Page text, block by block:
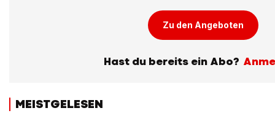
Zu den Angeboten
Hast du bereits ein Abo?
MEISTGELESEN